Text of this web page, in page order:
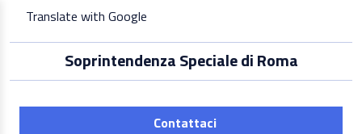
content
Translate with Google
Soprintendenza Speciale di Roma
Contattaci